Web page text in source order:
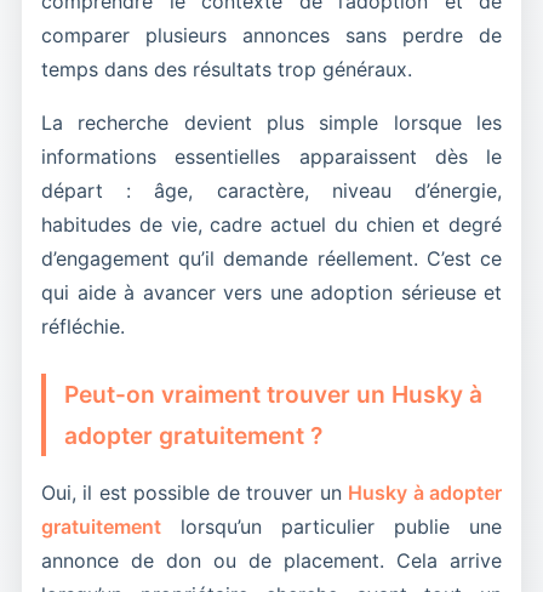
comparer plusieurs annonces sans perdre de
temps dans des résultats trop généraux.
La recherche devient plus simple lorsque les
informations essentielles apparaissent dès le
départ : âge, caractère, niveau d’énergie,
habitudes de vie, cadre actuel du chien et degré
d’engagement qu’il demande réellement. C’est ce
qui aide à avancer vers une adoption sérieuse et
réfléchie.
Peut-on vraiment trouver un Husky à
adopter gratuitement ?
Oui, il est possible de trouver un Husky à adopter
gratuitement lorsqu’un particulier publie une
annonce de don ou de placement. Cela arrive